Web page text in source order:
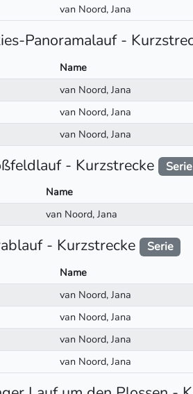
van Noord, Jana
Panoramalauf -
Name
van Noord, Jana
van Noord, Jana
van Noord, Jana
- Kurzstrecke Serie
Name
van Noord, Jana
- Kurzstrecke Serie
Name
van Noord, Jana
van Noord, Jana
van Noord, Jana
van Noord, Jana